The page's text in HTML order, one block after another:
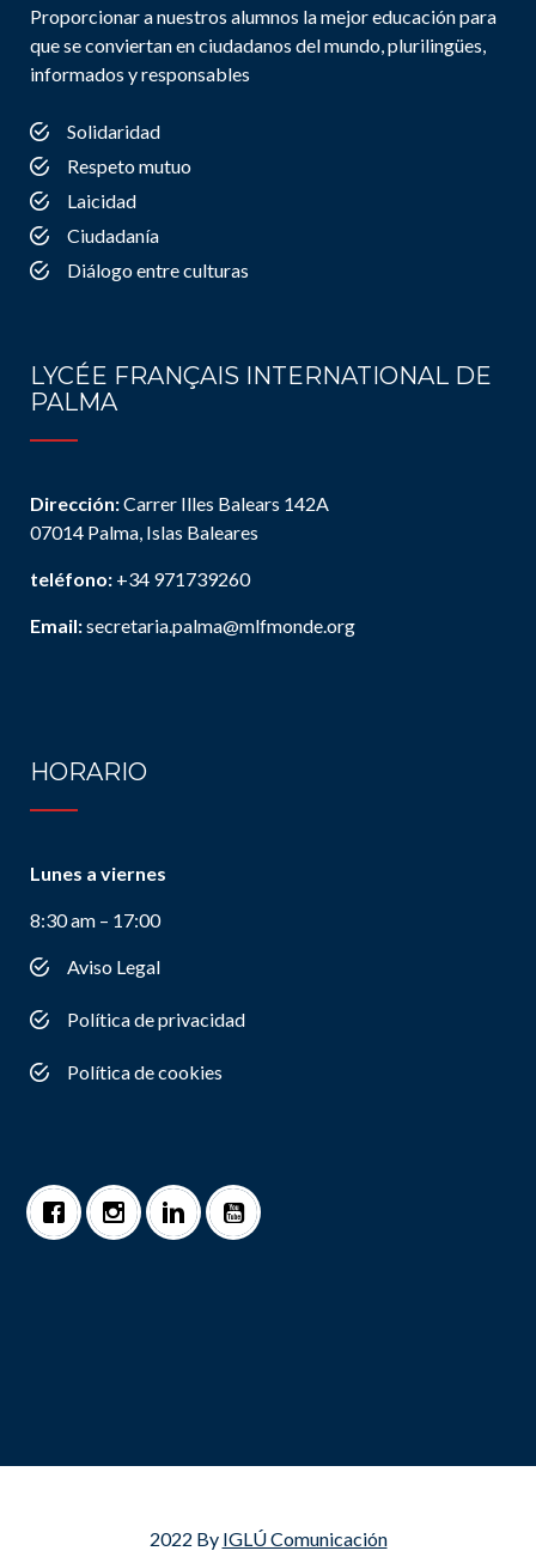
Proporcionar a nuestros alumnos la mejor educación para
que se conviertan en ciudadanos del mundo, plurilingües,
informados y responsables
Solidaridad
Respeto mutuo
Laicidad
Ciudadanía
Diálogo entre culturas
LYCÉE FRANÇAIS INTERNATIONAL DE
PALMA
Dirección:Carrer Illes Balears 142A
07014 Palma, Islas Baleares
teléfono: +34 971739260
Email:secretaria.palma@mlfmonde.org
HORARIO
Lunes a viernes
8:30 am – 17:00
Aviso Legal
Política de privacidad
Política de cookies
2022 By IGLÚ Comunicación